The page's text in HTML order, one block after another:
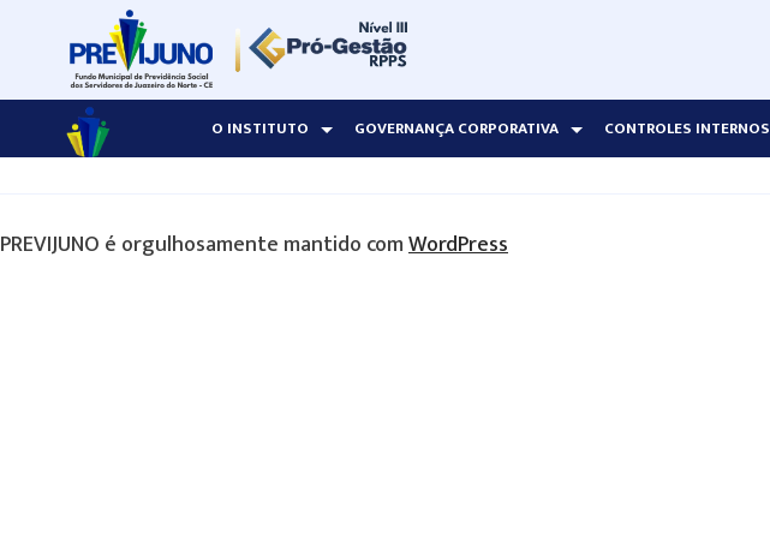
O INSTITUTO GOVERNANÇA CORPORATIVA CONTROLES INTERNOS
PREVIJUNO é orgulhosamente mantido comWordPress